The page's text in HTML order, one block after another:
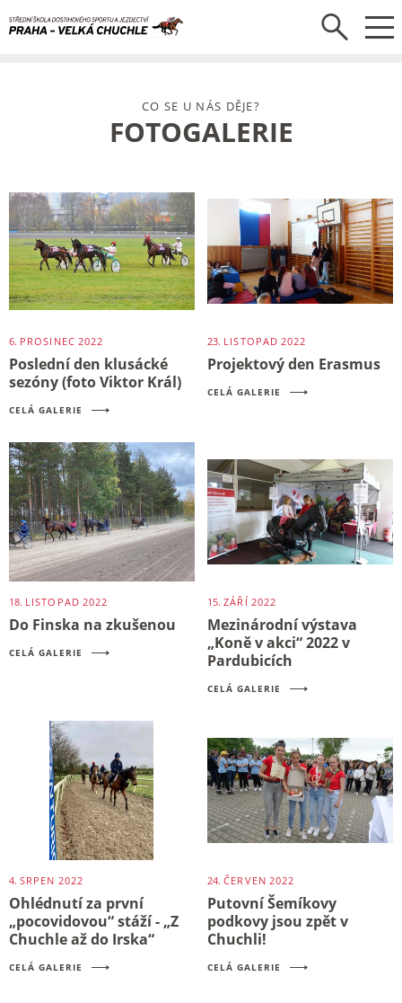
FOTOGALERIE
CO SE U NÁS DĚJE?
6. PROSINEC 2022
Poslední den klusácké
sezóny (foto Viktor Král)
CELÁ GALERIE
23. LISTOPAD 2022
Projektový den Erasmus
CELÁ GALERIE
18. LISTOPAD 2022
Do Finska na zkušenou
CELÁ GALERIE
15. ZÁŘÍ 2022
Mezinárodní výstava
„Koně v akci“ 2022 v
Pardubicích
CELÁ GALERIE
4. SRPEN 2022
Ohlédnutí za první
„pocovidovou“ stáží - „Z
Chuchle až do Irska“
CELÁ GALERIE
24. ČERVEN 2022
Putovní Šemíkovy
podkovy jsou zpět v
Chuchli!
CELÁ GALERIE